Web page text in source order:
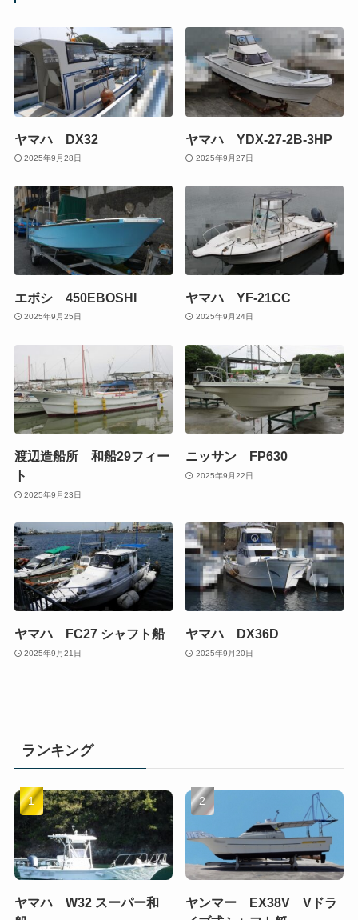
ヤマハ DX32
2025年9月28日
ヤマハ YDX-27-2B-3HP
2025年9月27日
エボシ 450EBOSHI
2025年9月25日
ヤマハ YF-21CC
2025年9月24日
渡辺造船所 和船29フィー
ト
2025年9月23日
ニッサン FP630
2025年9月22日
ヤマハ FC27 シャフト船
2025年9月21日
ヤマハ DX36D
2025年9月20日
ランキング
ヤマハ W32 スーパー和
ヤンマー EX38V Vドラ